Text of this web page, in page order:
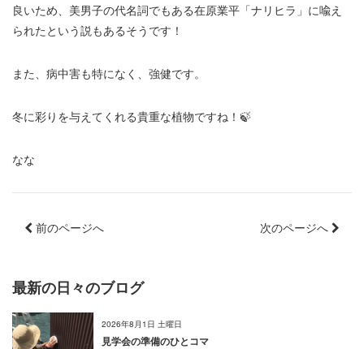
良いため、美男子の代名詞でもある在原業平「ナリヒラ」に喩え
られたという説もあるそうです！
また、病中害も特になく、強健です。
冬に彩りを与えてくれる貴重な植物ですね！🍃
なな
前のページへ 次のページへ
最新の日々のブログ
2026年8月1日 土曜日
見学会の準備のひとコマ